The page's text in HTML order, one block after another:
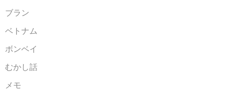
ブラン
ベトナム
ボンベイ
むかし話
メモ